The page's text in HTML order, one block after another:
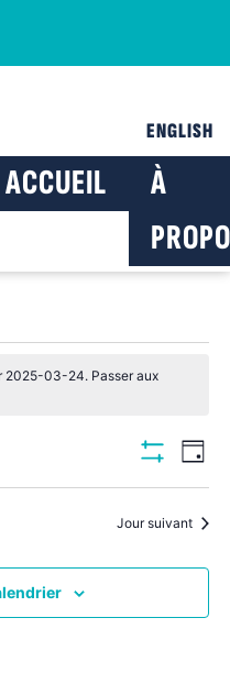
ENGLISH
ACCUEIL
À
2025-03-24. Passer aux
parde
Jour
Jour suivant